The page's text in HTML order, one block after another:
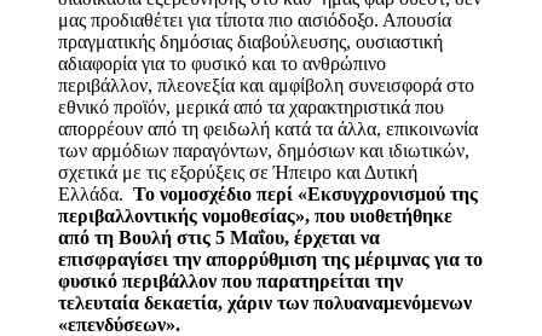
μας προδιαθέτει για τίποτα πιο αισιόδοξο. Απουσία
πραγματικής δημόσιας διαβούλευσης, ουσιαστική
αδιαφορία για το φυσικό και το ανθρώπινο
περιβάλλον, πλεονεξία και αμφίβολη συνεισφορά στο
εθνικό προϊόν, μερικά από τα χαρακτηριστικά που
απορρέουν από τη φειδωλή κατά τα άλλα, επικοινωνία
των αρμόδιων παραγόντων, δημόσιων και ιδιωτικών,
σχετικά με τις εξορύξεις σε Ήπειρο και Δυτική
Ελλάδα. Το νομοσχέδιο περί «Εκσυγχρονισμού της
περιβαλλοντικής νομοθεσίας», που υιοθετήθηκε
από τη Βουλή στις 5 Μαΐου, έρχεται να
επισφραγίσει την απορρύθμιση της μέριμνας για το
φυσικό περιβάλλον που παρατηρείται την
τελευταία δεκαετία, χάριν των πολυαναμενόμενων
«επενδύσεων».